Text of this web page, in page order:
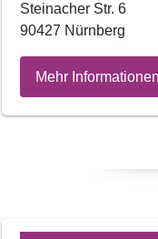
Steinacher Str. 6
90427 Nürnberg
Mehr Informationen